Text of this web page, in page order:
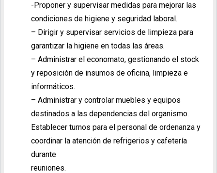
-Proponer y supervisar medidas para mejorar las
condiciones de higiene y seguridad laboral.
– Dirigir y supervisar servicios de limpieza para
garantizar la higiene en todas las áreas.
– Administrar el economato, gestionando el stock
y reposición de insumos de oficina, limpieza e
informáticos.
– Administrar y controlar muebles y equipos
destinados a las dependencias del organismo.
Establecer turnos para el personal de ordenanza y
coordinar la atención de refrigerios y cafetería
durante
reuniones.